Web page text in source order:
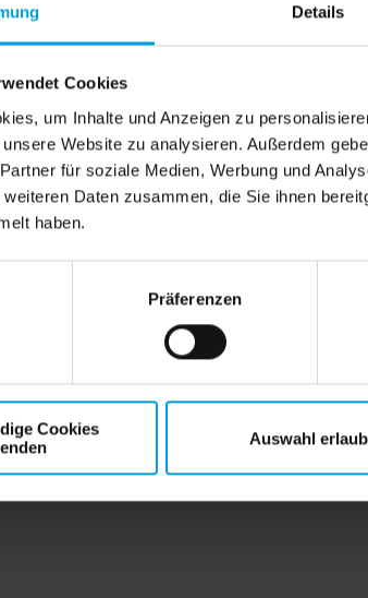
Details
Cookies
um Inhalte und Anzeigen zu
Website zu analysieren. Außerdem
für soziale Medien, Werbung und
Daten zusammen, die Sie ihnen
haben.
Präferenzen
Cookies
Auswahl